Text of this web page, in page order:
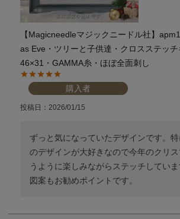
【Magicneedleマジックニードル社】
as Eve・ツリーと子供達・クロスステッチ
46×31・GAMMA糸・ほぼ全面刺し
購入者
投稿日 2026/01/15
ずっと気になっていたデザインです。
のデザインが大好きなので今年のクリ
うように楽しみながらステッチしてい
図案もお勧めポイントです。